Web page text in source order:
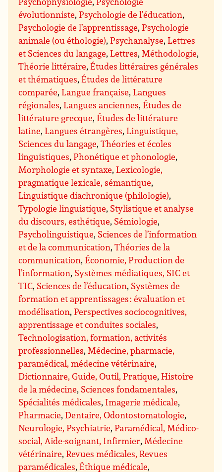
évolutionniste,Psychologie de l’éducation,
Psychologie de l’apprentissage,Psychologie
animale (ou éthologie),Psychanalyse,Lettres
et Sciences du langage,Lettres, Méthodologie,
Théorie littéraire,Études littéraires générales
et thématiques,Études de littérature
comparée,Langue française,Langues
régionales,Langues anciennes,Études de
littérature grecque,Études de littérature
latine,Langues étrangères,Linguistique,
Sciences du langage,Théories et écoles
linguistiques,Phonétique et phonologie,
Morphologie et syntaxe,Lexicologie,
pragmatique lexicale, sémantique,
Linguistique diachronique (philologie),
Typologie linguistique, Stylistique et analyse
du discours, esthétique, Sémiologie,
Psycholinguistique, Sciences de l’information
et de la communication,Théories de la
communication,Économie, Production de
l’information, Systèmes médiatiques, SIC et
TIC, Sciences de l’éducation, Systèmes de
formation et apprentissages : évaluation et
modélisation,Perspectives sociocognitives,
apprentissage et conduites sociales,
Technologisation, formation, activités
professionnelles, Médecine, pharmacie,
paramédical, médecine vétérinaire,
Dictionnaire, Guide, Outil, Pratique,Histoire
de la médecine, Sciences fondamentales,
Spécialités médicales, Imagerie médicale,
Pharmacie,Dentaire, Odontostomatologie,
Neurologie, Psychiatrie,Paramédical, Médico-
social, Aide-soignant, Infirmier, Médecine
vétérinaire,Revues médicales, Revues
paramédicales,Éthique médicale,